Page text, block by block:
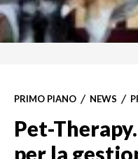
PRIMO PIANO NEWS
Pet-
per la